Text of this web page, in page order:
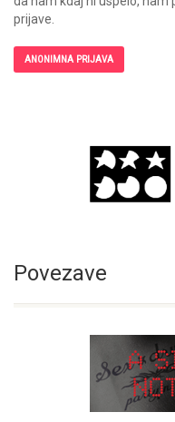
prijave.
ANONIMNA PRIJAVA
Povezave